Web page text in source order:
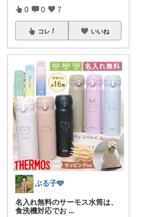
0 0 7
コレ いいね
ぶる子🩵
名入れ無料のサーモス水筒は、
食洗機対応でお ...